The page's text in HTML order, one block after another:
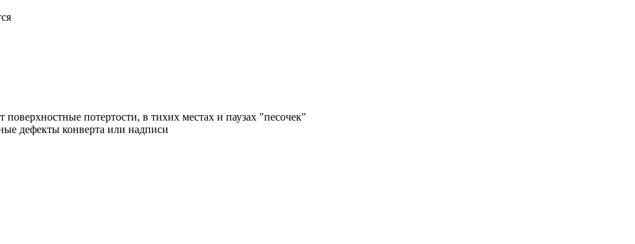
поверхностные потертости, в тихих местах и паузах "песочек"
дефекты конверта или надписи